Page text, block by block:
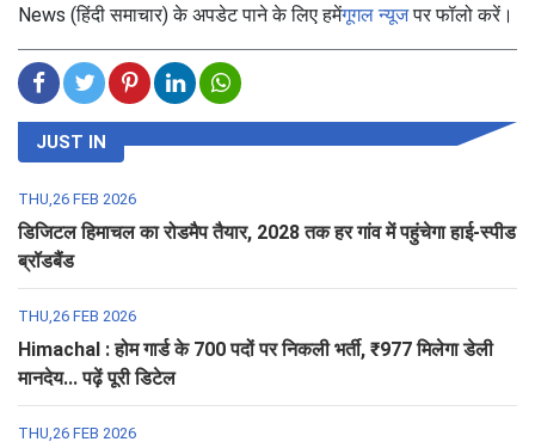
News (हिंदी समाचार) के अपडेट पाने के लिए हमेंगूगल न्यूजपर फॉलो करें।
JUST IN
THU,26 FEB 2026
डिजिटल हिमाचल का रोडमैप तैयार, 2028 तक हर गांव में पहुंचेगा हाई-स्पीड
ब्रॉडबैंड
THU,26 FEB 2026
Himachal : होम गार्ड के 700 पदों पर निकली भर्ती, ₹977 मिलेगा डेली
मानदेय... पढ़ें पूरी डिटेल
THU,26 FEB 2026